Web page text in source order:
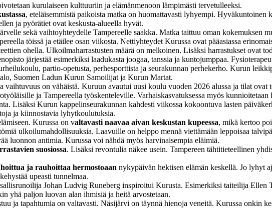
kurulaiseen kulttuuriin ja elämänmenoon lämpimästi tervetulleeksi.
, eteläisemmistä paikoista matka on huomattavasti lyhyempi. Hyväkuntoinen
ja pyörätiet ovat keskusta-alueella hyvät.
sekä vaihtoyhteydelle Tampereelle saakka. Matka taittuu oman kokemuksen
töissä ja etäilee osan viikosta. Nettiyhteydet Kurussa ovat pääasiassa
ohella. Ulkoilmaharrastusten määrä on melkoinen. Lisäksi harrastukset ovat
järjestää esimerkiksi laadukasta joogaa, tanssia ja kuntojumppaa.
partio-opetusta, perhesporttista ja seurakunnan perhekerho. Kurun
Suomen Ladun Kurun Samoilijat ja Kurun Martat.
on vähäistä. Kuruun avautui uusi koulu vuoden 2026 alussa ja tilat ovat
ja Tampereella työskenteleville. Varhaiskasvatuksessa myös
Lisäksi Kurun kappelinseurakunnan kahdesti viikossa kokoontuva lasten
ja kiinnostavia lyhytkoulutuksia.
Kurussa on valtavasti naavaa aivan keskustan kupeessa, mikä kertoo
ulkoilumahdollisuuksia. Laavuille on helppo mennä viettämään leppoisaa
luonnon antimia. Kurussa voi nähdä myös harvinaisempia eläimiä.
suosiossa. Lisäksi revontulia näkee usein. Tampereen tähtitieteellinen
ja rauhoittaa hermostoaan nykypäivän hektisen elämän keskellä. Jo lyhyt
upeasti tunnelmaa.
Johan Ludvig Runeberg inspiroitui Kurusta. Esimerkiksi taiteilija Ellen
yhä paljon luovan alan ihmisiä ja heitä arvostetaan.
ja tapahtumia on valtavasti. Näsijärvi on täynnä hienoja veneitä. Kurussa onkin